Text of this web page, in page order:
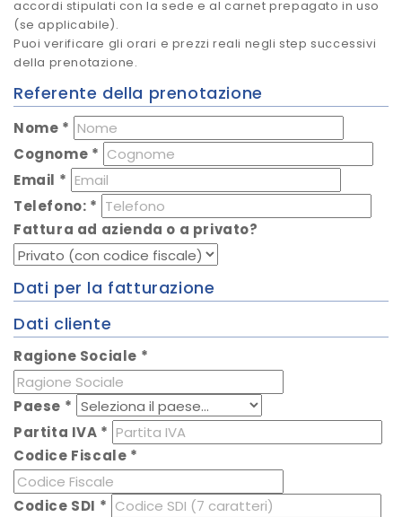
accordi stipulati con la sede e al carnet prepagato in uso
(se applicabile).
Puoi verificare gli orari e prezzi reali negli step successivi
della prenotazione.
Referente della prenotazione
Nome *
Cognome *
Email *
Telefono: *
Fattura ad azienda o a privato?
Dati per la fatturazione
Dati cliente
Ragione Sociale *
Paese *
Partita IVA *
Codice Fiscale *
Codice SDI *